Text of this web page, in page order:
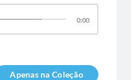
0:00
Apenas na Coleção